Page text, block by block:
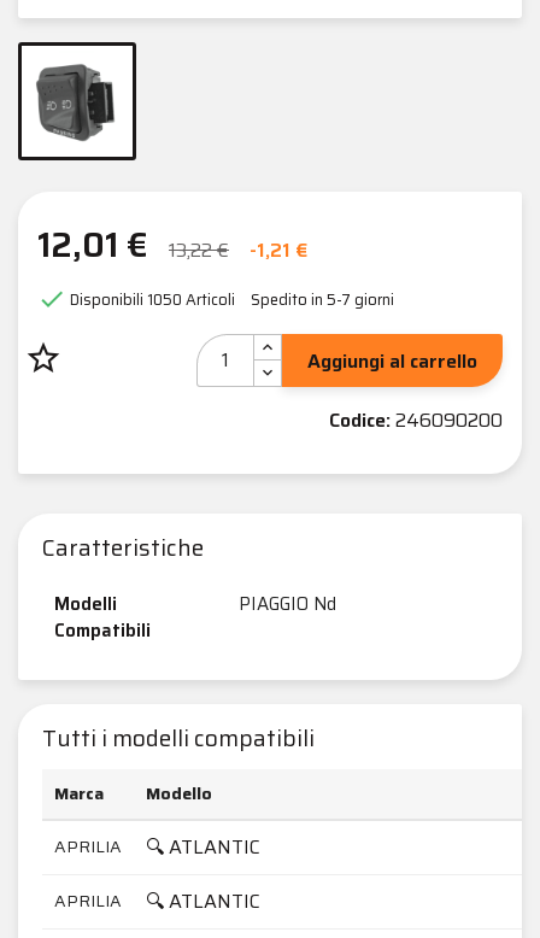
12,01 € 13,22 € -1,21 €
 Disponibili 1050 Articoli Spedito in 5-7 giorni
star_border
Aggiungi al carrello
Codice:246090200
Caratteristiche
Modelli
Compatibili
PIAGGIO Nd
Tutti i modelli compatibili
Marca
Modello
APRILIA
🔍 ATLANTIC
APRILIA 🔍 ATLANTIC